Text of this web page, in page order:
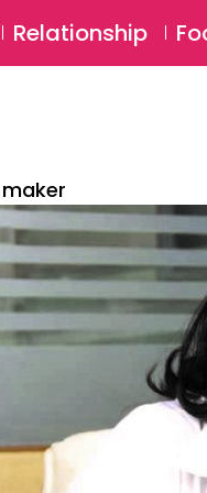
Relationship